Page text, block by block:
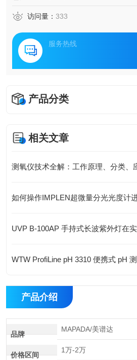
访问量： 333
服务热线
产品分类
相关文章
测氧仪技术全解：工作原理、分类、
如何操作IMPLEN超微量分光光度计
产品介绍
品牌
MAPADA/美谱达
价格区间
1万-2万